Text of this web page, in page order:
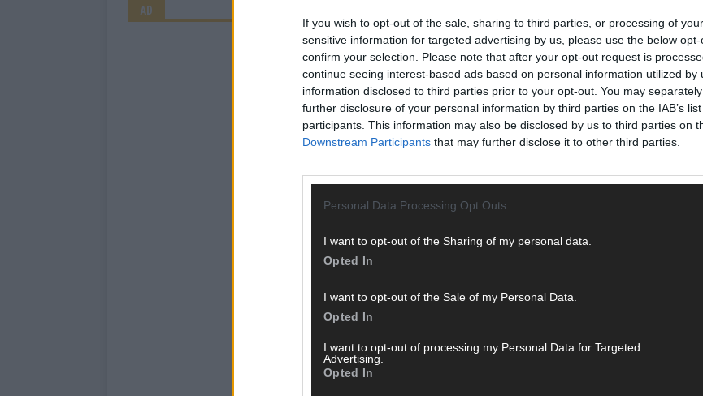
If you wish to opt-out of the sale, sharing to third parties, or processing of
sensitive information for targeted advertising by us, please use the below
confirm your selection. Please note that after your opt-out request is
continue seeing interest-based ads based on personal information utilized by
information disclosed to third parties prior to your opt-out. You may
further disclosure of your personal information by third parties on the IAB’s
participants. This information may also be disclosed by us to third parties on
Downstream Participants that may further disclose it to other third parties.
Personal Data Processing Opt Outs
I want to opt-out of the Sharing of my personal data.
Opted In
I want to opt-out of the Sale of my Personal Data.
Opted In
I want to opt-out of processing my Personal Data for Targeted
Advertising.
Opted In
AD